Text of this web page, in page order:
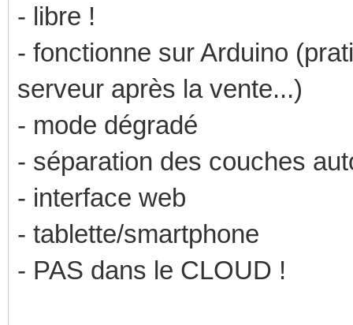
- libre !
- fonctionne sur Arduino
serveur après la vente...)
- mode dégradé
- séparation des couches
- interface web
- tablette/smartphone
- PAS dans le CLOUD !